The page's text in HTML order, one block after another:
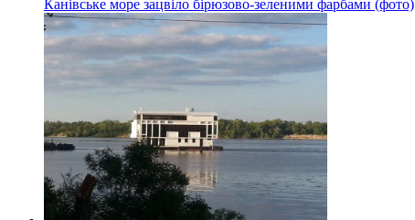
Канівське море зацвіло бірюзово-зеленими фарбами (фото)